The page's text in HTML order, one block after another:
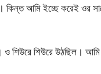
আমি ইচ্ছে করেই ওর
শিউরে শিউরে উঠছিল। আমি